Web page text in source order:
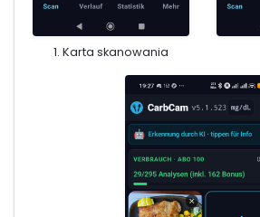
1. Karta skanowania